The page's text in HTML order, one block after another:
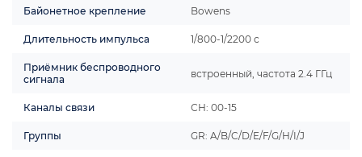
Байонетное крепление Bowens
Длительность импульса 1/800-1/2200 с
Приёмник беспроводного
сигнала
встроенный, частота 2.4 ГГц
Каналы связи СН: 00-15
Группы GR: A/B/C/D/E/F/G/H/I/J